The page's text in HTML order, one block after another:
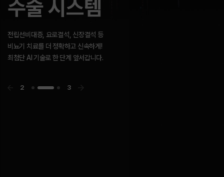
UROLOGY
바른 길을 갑니다.
수술 시스템
UROLOGY
앞서가려는 방향성과 최고의 지향점을 향한
골드만의 노력은 결국 함께 행복하기를 바라는
우리의 마음입니다.
바른 길을 갑니다.
3 3